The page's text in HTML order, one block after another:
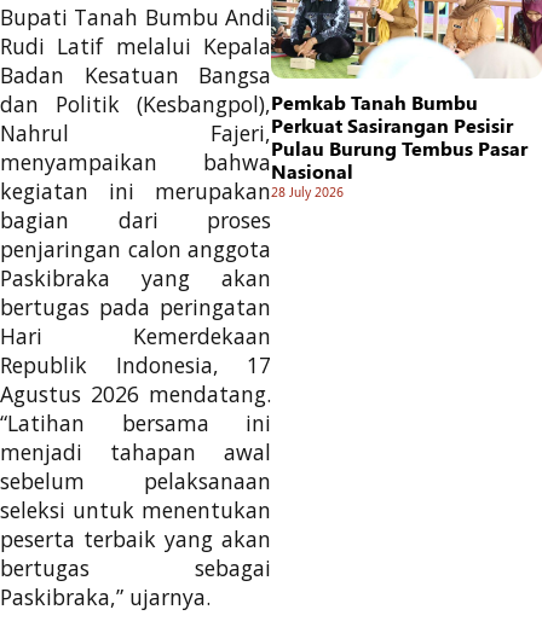
Bupati Tanah Bumbu Andi
Rudi Latif melalui Kepala
Badan Kesatuan Bangsa
dan Politik (Kesbangpol),
Nahrul Fajeri,
menyampaikan bahwa
kegiatan ini merupakan
bagian dari proses
penjaringan calon anggota
Paskibraka yang akan
bertugas pada peringatan
Hari Kemerdekaan
Republik Indonesia, 17
Agustus 2026 mendatang.
“Latihan bersama ini
menjadi tahapan awal
sebelum pelaksanaan
seleksi untuk menentukan
peserta terbaik yang akan
bertugas sebagai
Paskibraka,” ujarnya.
Pemkab Tanah Bumbu
Perkuat Sasirangan Pesisir
Pulau Burung Tembus Pasar
Nasional
28 July 2026